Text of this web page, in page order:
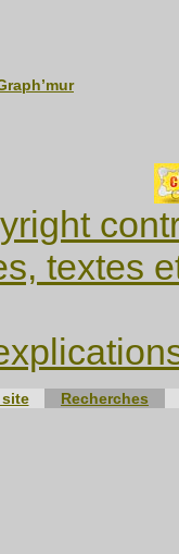
textes
site Recherches